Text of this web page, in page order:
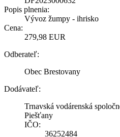
Popis plnenia:
Vývoz žumpy - ihrisko
Cena:
279,98 EUR
Odberateľ:
Obec Brestovany
Dodávateľ:
Trnavská vodárenská
Piešťany
IČO:
36252484